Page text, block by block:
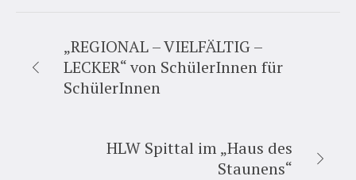
„REGIONAL – VIELFÄLTIG –
LECKER“ von SchülerInnen für
SchülerInnen
HLW Spittal im „Haus des
Staunens“